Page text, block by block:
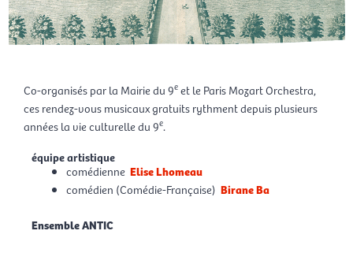
Co-organisés par la Mairie du 9eet le Paris Mozart Orchestra,
ces rendez-vous musicaux gratuits rythment depuis plusieurs
années la vie culturelle du 9e.
équipe artistique
comédienne Elise Lhomeau
comédien (Comédie-Française) Birane Ba
Ensemble ANTIC